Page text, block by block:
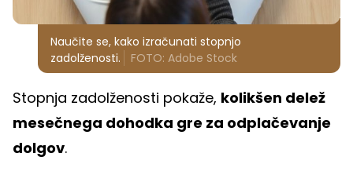
Naučite se, kako izračunati stopnjo
zadolženosti.
FOTO: Adobe Stock
Stopnja zadolženosti pokaže, kolikšen delež
mesečnega dohodka gre za odplačevanje
dolgov.